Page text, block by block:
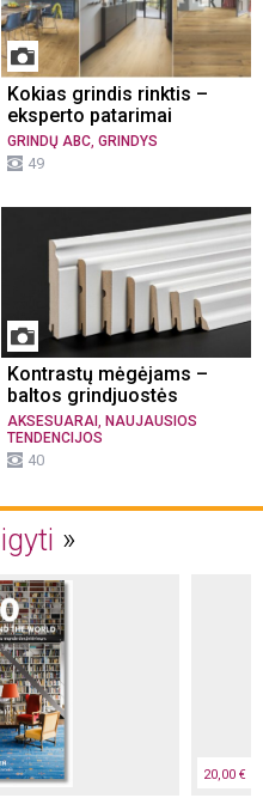
Kokias grindis rinktis –
eksperto patarimai
GRINDŲ ABC, GRINDYS
49
Kontrastų mėgėjams –
baltos grindjuostės
AKSESUARAI NAUJAUSIOS
TENDENCIJOS
40
20,00 €